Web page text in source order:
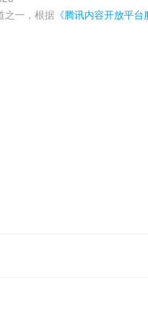
之一，根据 《腾讯内容开放平台